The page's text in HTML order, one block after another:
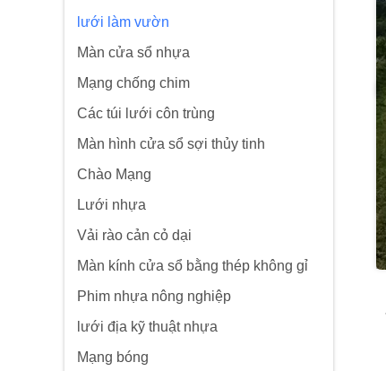
lưới làm vườn
Màn cửa sổ nhựa
Mạng chống chim
Các túi lưới côn trùng
Màn hình cửa sổ sợi thủy tinh
Chào Mạng
Lưới nhựa
Vải rào cản cỏ dại
Màn kính cửa sổ bằng thép không gỉ
Phim nhựa nông nghiệp
lưới địa kỹ thuật nhựa
Mạng bóng